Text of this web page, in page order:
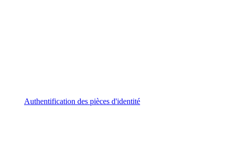
Authentification des pièces d'identité